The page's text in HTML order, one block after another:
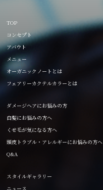
TOP
コンセプト
アバウト
メニュー
オーガニックノートとは
フェアリーカクテルカラーとは
ダメージヘアにお悩みの方
白髪にお悩みの方へ
くせ毛が気になる方へ
頭皮トラブル・アレルギーにお悩みの方へ
Q&A
スタイルギャラリー
ニュース